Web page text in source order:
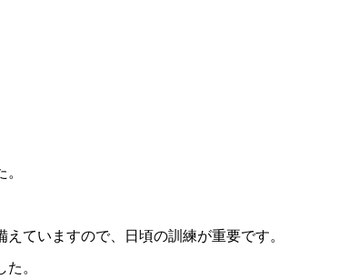
ていますので、日頃の訓練が重要です。
。